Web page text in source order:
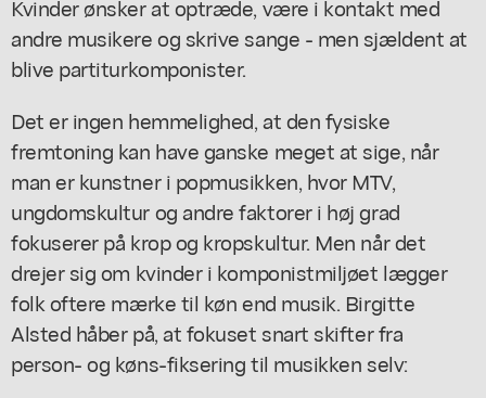
Kvinder ønsker at optræde, være i kontakt med
andre musikere og skrive sange - men sjældent at
blive partiturkomponister.
Det er ingen hemmelighed, at den fysiske
fremtoning kan have ganske meget at sige, når
man er kunstner i popmusikken, hvor MTV,
ungdomskultur og andre faktorer i høj grad
fokuserer på krop og kropskultur. Men når det
drejer sig om kvinder i komponistmiljøet lægger
folk oftere mærke til køn end musik. Birgitte
Alsted håber på, at fokuset snart skifter fra
person- og køns-fiksering til musikken selv: